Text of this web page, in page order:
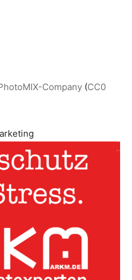
Company (CC0